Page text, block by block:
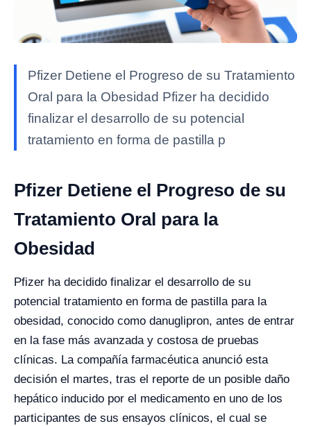
Pfizer Detiene el Progreso de su Tratamiento
Oral para la Obesidad Pfizer ha decidido
finalizar el desarrollo de su potencial
tratamiento en forma de pastilla p
Pfizer Detiene el Progreso de su
Tratamiento Oral para la
Obesidad
Pfizer ha decidido finalizar el desarrollo de su
potencial tratamiento en forma de pastilla para la
obesidad, conocido como danuglipron, antes de entrar
en la fase más avanzada y costosa de pruebas
clínicas. La compañía farmacéutica anunció esta
decisión el martes, tras el reporte de un posible daño
hepático inducido por el medicamento en uno de los
participantes de sus ensayos clínicos, el cual se